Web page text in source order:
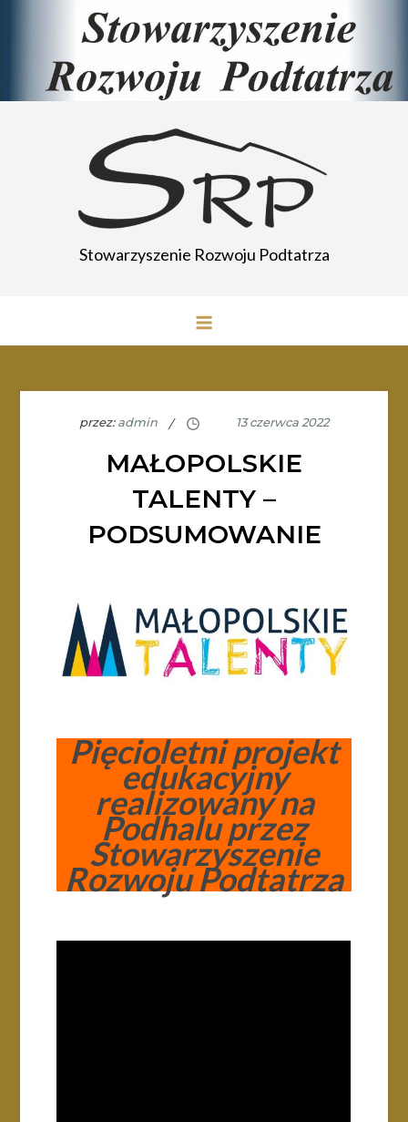
Stowarzyszenie Rozwoju Podtatrza
przez:admin
MAŁOPOLSKIE
TALENTY –
PODSUMOWANIE
Pięcioletni projekt
edukacyjny
realizowany na
Podhalu przez
Stowarzyszenie
Rozwoju Podtatrza